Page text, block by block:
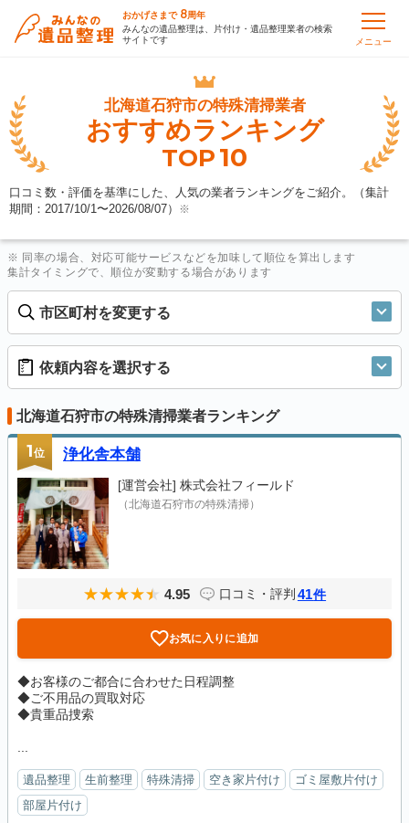
おかげさまで 8周年
みんなの遺品整理は、片付け・遺品整理業者の検索
サイトです
メニュー
北海道石狩市の特殊清掃業者
おすすめランキング
TOP10
口コミ数・評価を基準にした、人気の業者ランキングをご紹介。（集計
期間：2017/10/1〜2026/08/07） ※
※ 同率の場合、対応可能サービスなどを加味して順位を算出します
集計タイミングで、順位が変動する場合があります
市区町村を変更する
依頼内容を選択する
北海道石狩市の特殊清掃業者ランキング
1位 浄化舎本舗
[運営会社] 株式会社フィールド
（北海道石狩市の特殊清掃）
4.95 口コミ・評判 41件
お気に入りに追加
◆お客様のご都合に合わせた日程調整
◆ご不用品の買取対応
◆貴重品捜索
遺品整理 生前整理 特殊清掃 空き家片付け
ゴミ屋敷片付け
部屋片付け